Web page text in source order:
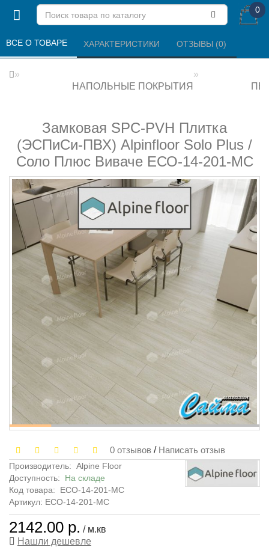
0
НАПОЛЬНЫЕ ПОКРЫТИЯ
Замковая SPC-PVH Плитка
(ЭСПиСи-ПВХ) Alpinfloor Solo Plus /
Соло Плюс Виваче ЕСО-14-201-MC
ВСЕ О ТОВАРЕ ХАРАКТЕРИСТИКИ ОТЗЫВЫ (0)
0 отзывов / Написать отзыв
Производитель: Alpine Floor
Доступность: На складе
Код товара:
ЕСО-14-201-MC
Артикул: ЕСО-14-201-MC
2142.00 р. / м.кв
Нашли дешевле